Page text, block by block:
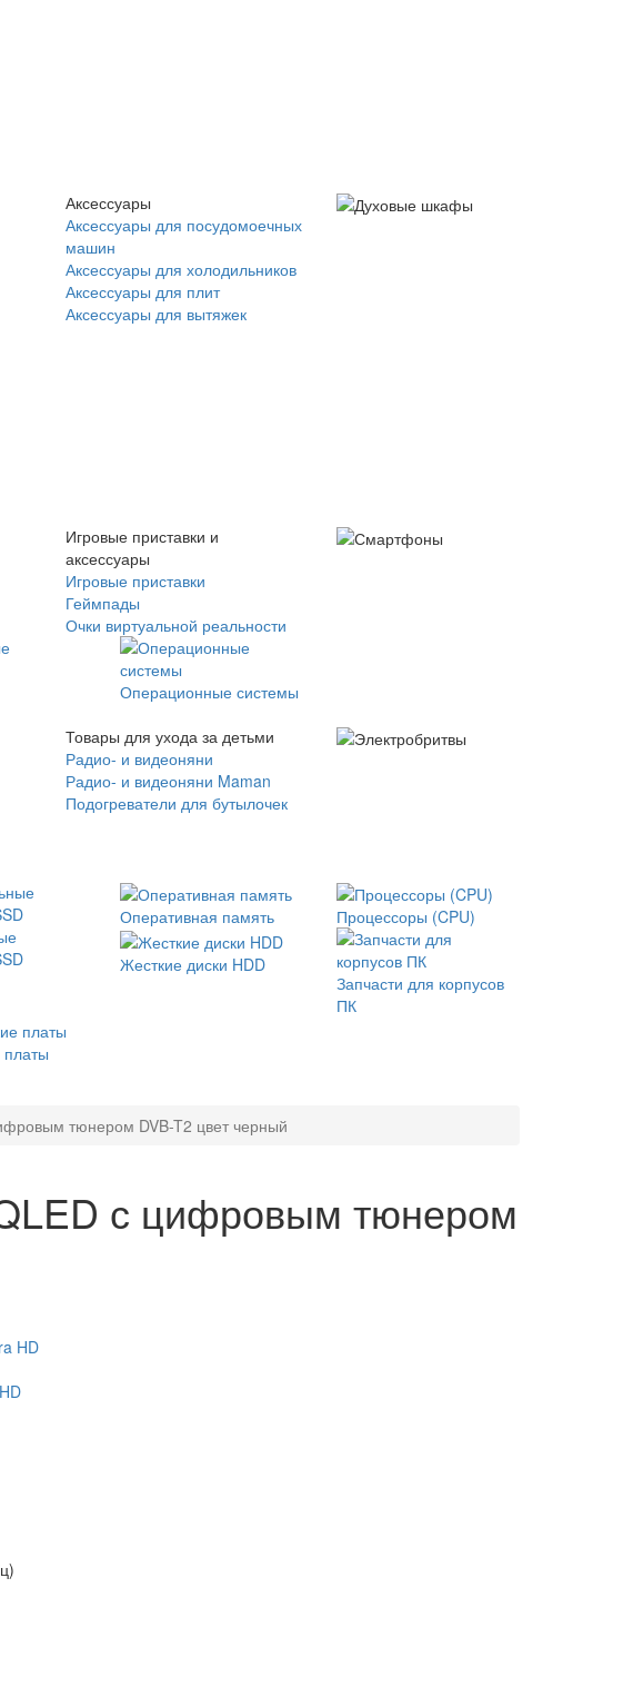
Аксессуары
Аксессуары для посудомоечных
машин
Аксессуары для холодильников
Аксессуары для плит
Аксессуары для вытяжек
Игровые приставки и
аксессуары
Игровые приставки
Геймпады
Очки виртуальной реальности
Операционные системы
Товары для ухода за детьми
Радио- и видеоняни
Радио- и видеоняни Maman
Подогреватели для бутылочек
Оперативная память Процессоры (CPU)
Жесткие диски HDD
Запчасти для корпусов
ПК
тюнером DVB-T2 цвет черный
с цифровым тюнером